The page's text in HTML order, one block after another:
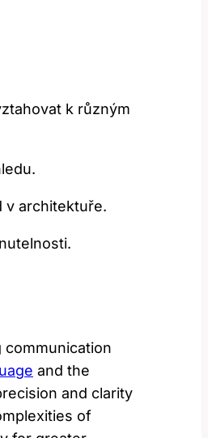
k různým
v architektuře.
and the
and clarity
of